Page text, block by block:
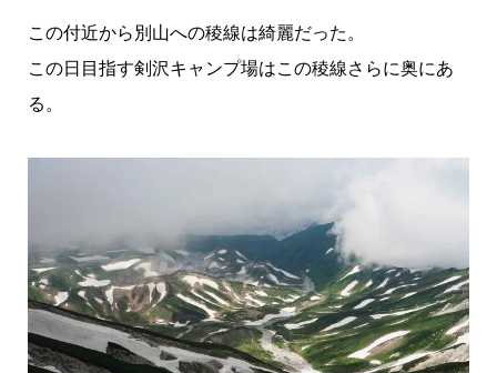
この付近から別山への稜線は綺麗だった。
この日目指す剣沢キャンプ場はこの稜線さらに奥にあ
る。